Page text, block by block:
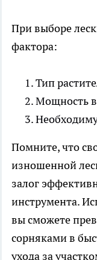
При выборе
фактора:
Тип
Мощность
Помните, что
изношенной
залог
инструмента.
вы сможете
сорняками в
ухода за